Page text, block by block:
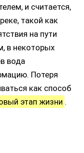
и считается,
такой как
на пути
в некоторых
вода
Потеря
как способ
этап жизни .